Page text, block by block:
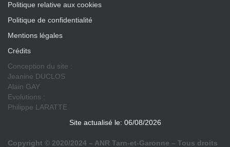
Politique relative aux cookies
Politique de confidentialité
Mentions légales
Crédits
Conception du site :
Jeanine DUCLOS
Alain GAY
Evolutions :
Philippe LARATTE
Site actualisé le: 06/08/2026
Copyright © 2020/2024 – ANR Tarn-et-Garonne – Tous droits